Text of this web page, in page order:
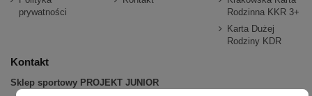
prywatności
Rodzinna KKR 3+
Karta Dużej
Rodziny KDR
Kontakt
Sklep sportowy PROJEKT JUNIOR